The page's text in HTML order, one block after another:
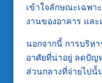
เข้าใจลักษณะเฉพา
งานของอาคาร แล
นอกจากนี้ การบริห
อาศัยที่น่าอยู่ ลดปัญ
ส่วนกลางที่จ่ายไปนั้